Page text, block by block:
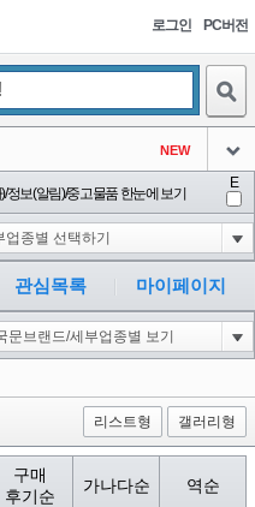
로그인 PC버전
NEW
아이콘
아이콘
--
아이콘
1
--
아이콘
1
정보(알림)/중고물품 한눈에 보기
E
관심목록 마이페이지
리스트형 갤러리형
구매
후기순
가나다순 역순